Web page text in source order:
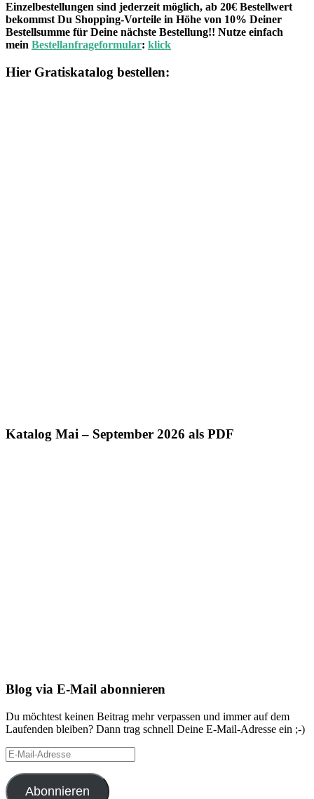
Einzelbestellungen sind jederzeit möglich, ab 20€ Bestellwert
bekommst Du Shopping-Vorteile in Höhe von 10% Deiner
Bestellsumme für Deine nächste Bestellung!! Nutze einfach
mein Bestellanfrageformular: klick
Hier Gratiskatalog bestellen:
Katalog Mai – September 2026 als PDF
Blog via E-Mail abonnieren
Du möchtest keinen Beitrag mehr verpassen und immer auf dem
Laufenden bleiben? Dann trag schnell Deine E-Mail-Adresse ein ;-)
E-
Mail-
Adresse
Abonnieren